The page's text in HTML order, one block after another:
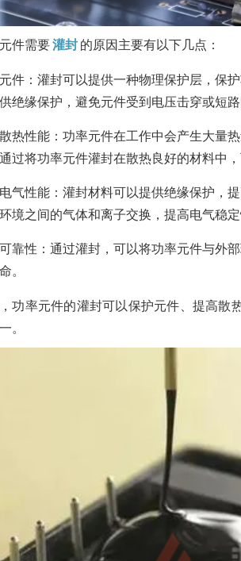
件需要 灌封 的原因主要有以下几点：
件：灌封可以提供一种物理保护层，保
绝缘保护，避免元件受到电压击穿或短路
热性能：功率元件在工作中会产生大量
过将功率元件灌封在散热良好的材料中
气性能：灌封材料可以提供绝缘保护，
境之间的气体和离子交换，提高电气稳定
靠性：通过灌封，可以将功率元件与外
。
功率元件的灌封可以保护元件、提高散
。